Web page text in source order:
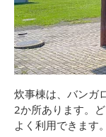
炊事棟は、バンガ
2か所あります。
よく利用できます。